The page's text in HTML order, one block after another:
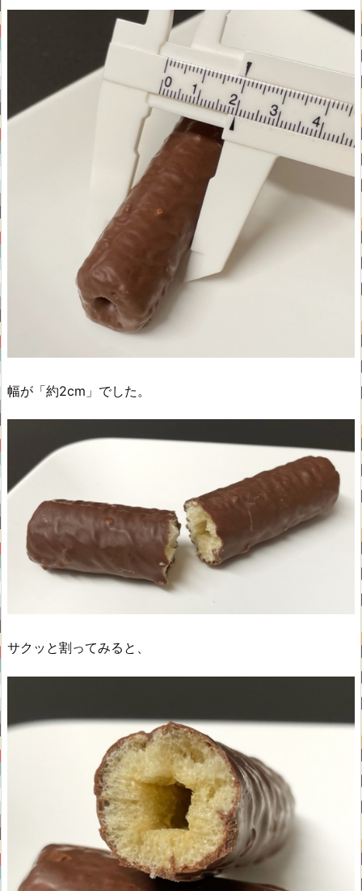
幅が「約2cm」でした。
サクッと割ってみると、